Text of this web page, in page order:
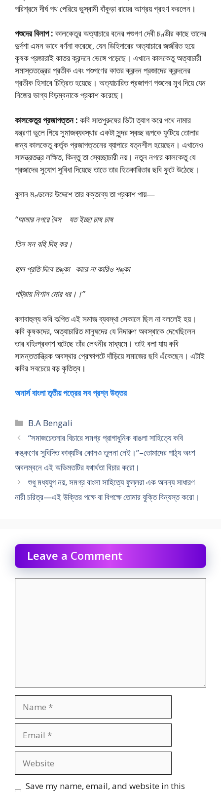
পরিশ্রমে দীর্ঘ পথ পেরিয়ে ভুস্বামী বাঁকুড়া রায়ের আশ্রয় গ্রহণ করলেন।
পশুদের বিলাপ : কালকেতুর অত্যাচারে বনের পশুগণ দেবী চণ্ডীর কাছে তাদের
দুর্দশা এমন ভাবে বর্ণনা করেছে, যেন ডিহিদারের অত্যাচারে জর্জরিত হয়ে
কৃষক প্রজারাই কাতর ক্রন্দনে ভেঙ্গে পড়েছে। এখানে কালকেতু অত্যাচারী
সমাস্ততন্ত্রের প্রতীক এবং পশুগণের কাতর ক্রন্দন প্রজাদের ক্রন্দনের
প্রতীক হিসাবে চিত্রিত হয়েছে। অত্যাচারিত প্রজাগণ পশুদের মুখ দিয়ে যেন
নিজের ভাগ্য বিড়ম্বনাকে প্রকাশ করেছে।
কালকেতুর প্রজাপত্তন : কবি সাতপুরুষের ভিটা ত্যাগ করে পথে নামার
যন্ত্রণা ভুলে গিয়ে সুমাজব্যবস্থার একটা সুন্দর স্বচ্ছ রূপকে ফুটিয়ে তোলার
জন্য কালকেতু কর্তৃক প্রজাপত্তনের ব্যাপারে যত্নশীল হয়েছেন। এখানেও
সামন্ত্রতন্ত্র লক্ষিত, কিন্তু তা স্বেচ্ছাচারী নয়। নতুন নগরে কালকেতু যে
প্রজাদের সুযোগ সুবিধা দিয়েছে তাতে তার হিতকারিতার ছবি ফুটে উঠেছে।
বুলান মণ্ডলের উদ্দেশে তার বক্তব্যে তা প্রকাশ পায়—
“আমার নগরে বৈস যত ইচ্ছা চাষ চাষ
তিন সন বহি দিহ কর।
হাল প্রতি দিবে তঙ্কা কারে না কারিও শঙ্কা
পাট্রায় নিশান মোর ধর।।”
বলাবাহুল্য কবি কল্পিত এই সমাজ ব্যবস্থা সেকালে ছিল না বললেই হয়।
কবি কৃষকদের, অত্যাচারিত মানুষদের যে নিদারুণ অবস্থাকে দেখেছিলেন
তার বহিঃপ্রকাশ ঘটেছে তাঁর লেখনীর মাধ্যমে। তাই বলা যায় কবি
সামন্ততান্ত্রিক অবস্থার প্রেক্ষাপটে দাঁড়িয়ে সমাজের ছবি এঁকেছেন। এটাই
কবির সবচেয়ে বড় কৃতিত্ব।
অনার্স বাংলা তৃতীয় পত্রের সব প্রশ্ন উত্তর
Categories
B.A Bengali
“সমাজচেতনার বিচারে সমগ্র প্রাগাধুনিক বাঙলা সাহিত্যে কবি
কঙ্কণের সুবিদিত কাব্যটির কোনও তুলনা নেই।”–তোমাদের পাঠ্য অংশ
অবলম্বনে এই অভিমতটির যথার্থতা বিচার করো।
শুধু মধ্যযুগ নয়, সমগ্র বাংলা সাহিত্যে ফুল্লরা এক অনন্য সাধারণ
নারী চরিত্র—এই উক্তির পক্ষে বা বিপক্ষে তোমার যুক্তি বিন্যস্ত করো।
Leave a Comment
Save my name, email, and website in this